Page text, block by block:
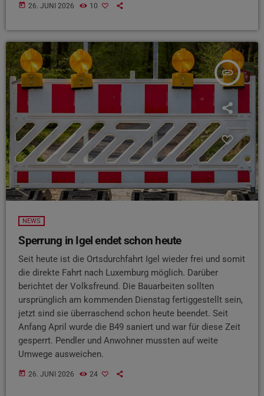
today 26. JUNI 2026 10
insert_link
NEWS
Sperrung in Igel endet schon heute
Seit heute ist die Ortsdurchfahrt Igel wieder frei und somit
die direkte Fahrt nach Luxemburg möglich. Darüber
berichtet der Volksfreund. Die Bauarbeiten sollten
ursprünglich am kommenden Dienstag fertiggestellt sein,
jetzt sind sie überraschend schon heute beendet. Seit
Anfang April wurde die B49 saniert und war für diese Zeit
gesperrt. Pendler und Anwohner mussten auf weite
Umwege ausweichen.
today 26. JUNI 2026 24